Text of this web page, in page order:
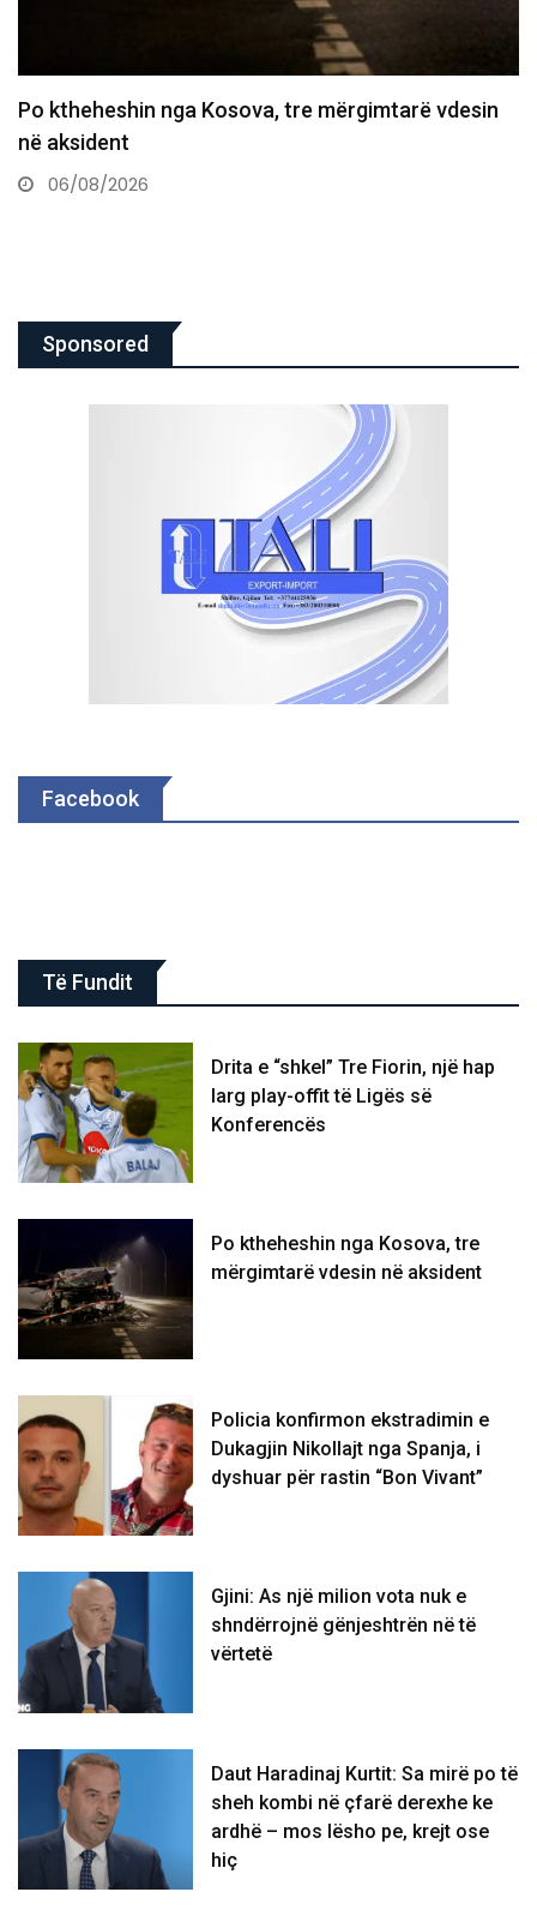
Policia konfirmon ekstradimin e Dukagjin Nikollajt
nga Spanja, i dyshuar…
06/08/2026
Sponsored
Facebook
Të Fundit
Drita e “shkel” Tre Fiorin, një hap
larg play-offit të Ligës së
Konferencës
Po ktheheshin nga Kosova, tre
mërgimtarë vdesin në aksident
Policia konfirmon ekstradimin e
Dukagjin Nikollajt nga Spanja, i
dyshuar për rastin “Bon Vivant”
Gjini: As një milion vota nuk e
shndërrojnë gënjeshtrën në të
vërtetë
Daut Haradinaj Kurtit: Sa mirë po të
sheh kombi në çfarë derexhe ke
ardhë – mos lësho pe, krejt ose
hiç